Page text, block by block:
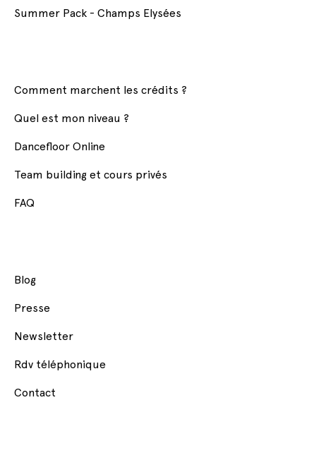
Summer Pack - Champs Elysées
Comment marchent les crédits ?
Quel est mon niveau ?
Dancefloor Online
Team building et cours privés
FAQ
Blog
Presse
Newsletter
Rdv téléphonique
Contact